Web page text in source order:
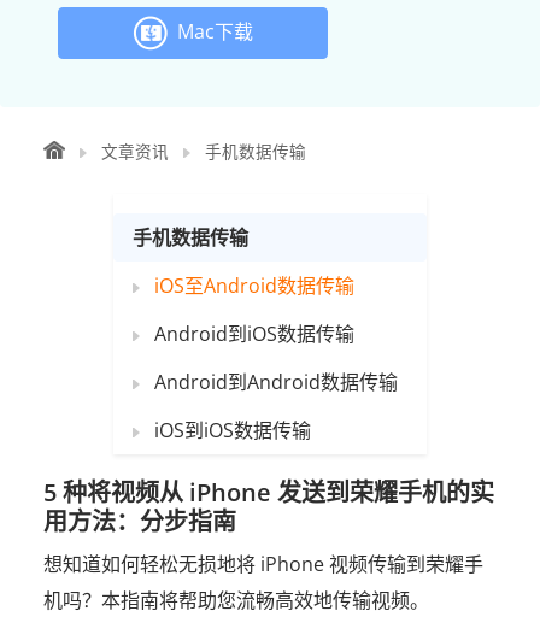
Mac下载
文章资讯 手机数据传输
手机数据传输
iOS至Android数据传输
Android到iOS数据传输
Android到Android数据传输
iOS到iOS数据传输
5 种将视频从 iPhone 发送到荣耀手机的实
用方法：分步指南
想知道如何轻松无损地将 iPhone 视频传输到荣耀手
机吗？本指南将帮助您流畅高效地传输视频。